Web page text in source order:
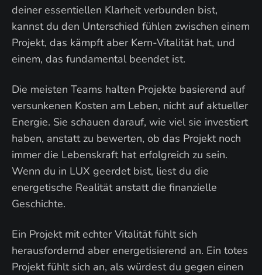
deiner essentiellen Klarheit verbunden bist,
kannst du den Unterschied fühlen zwischen einem
Projekt, das kämpft aber Kern-Vitalität hat, und
einem, das fundamental beendet ist.
Die meisten Teams halten Projekte basierend auf
versunkenen Kosten am Leben, nicht auf aktueller
Energie. Sie schauen darauf, wie viel sie investiert
haben, anstatt zu bewerten, ob das Projekt noch
immer die Lebenskraft hat erfolgreich zu sein.
Wenn du in LUX geerdet bist, liest du die
energetische Realität anstatt die finanzielle
Geschichte.
Ein Projekt mit echter Vitalität fühlt sich
herausfordernd aber energetisierend an. Ein totes
Projekt fühlt sich an, als würdest du gegen einen